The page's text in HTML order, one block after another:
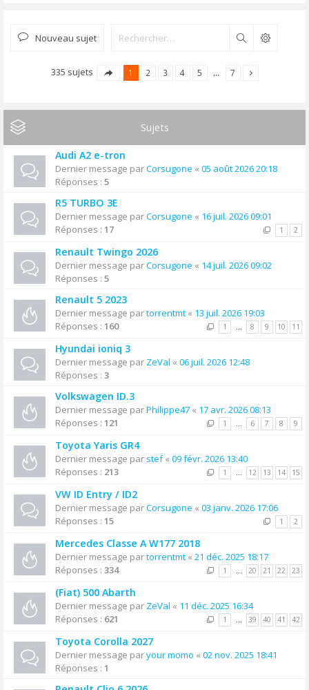
Nouveau sujet Rechercher
335 sujets 1 2 3 4 5 … 7
Sujets
Audi A2 e-tron
Dernier message parCorsugone « 05 août 2026 20:18
Réponses : 5
R5 TURBO 3E
Dernier message parCorsugone « 16 juil. 2026 09:01
Réponses : 17 1 2
Renault Twingo 2026
Dernier message parCorsugone « 14 juil. 2026 09:02
Réponses : 5
Renault 5 2023
Dernier message partorrentmt « 13 juil. 2026 19:03
Réponses : 160 1 … 8 9 10 11
Hyundai ioniq 3
Dernier message par ZeVal « 06 juil. 2026 12:48
Réponses : 3
Volkswagen ID.3
Dernier message parPhilippe47 « 17 avr. 2026 08:13
Réponses : 121 1 … 6 7 8 9
Toyota Yaris GR4
Dernier message par stef« 09 févr. 2026 13:40
Réponses : 213 1 … 12 13 14 15
VW ID Entry / ID2
Dernier message parCorsugone « 03 janv. 2026 17:06
Réponses : 15 1 2
Mercedes Classe A W177 2018
Dernier message partorrentmt « 21 déc. 2025 18:17
Réponses : 334 1 … 20 21 22 23
(Fiat) 500 Abarth
Dernier message par ZeVal « 11 déc. 2025 16:34
Réponses : 621 1 … 39 40 41 42
Toyota Corolla 2027
Dernier message paryour momo « 02 nov. 2025 18:41
Réponses : 1